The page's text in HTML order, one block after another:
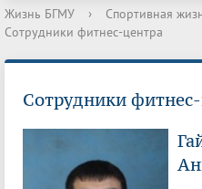
Жизнь БГМУ › Спортивная
Сотрудники фитнес-центра
Сотрудники